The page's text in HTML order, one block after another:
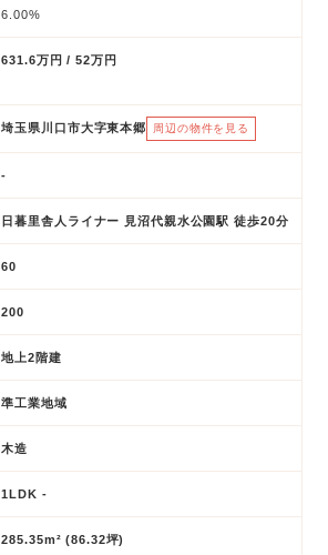
6.00%
631.6万円 / 52万円
埼玉県川口市大字東本郷 周辺の物件を見る
-
日暮里舎人ライナー 見沼代親水公園駅 徒歩20分
60
200
地上2階建
準工業地域
木造
1LDK -
285.35m² (86.32坪)